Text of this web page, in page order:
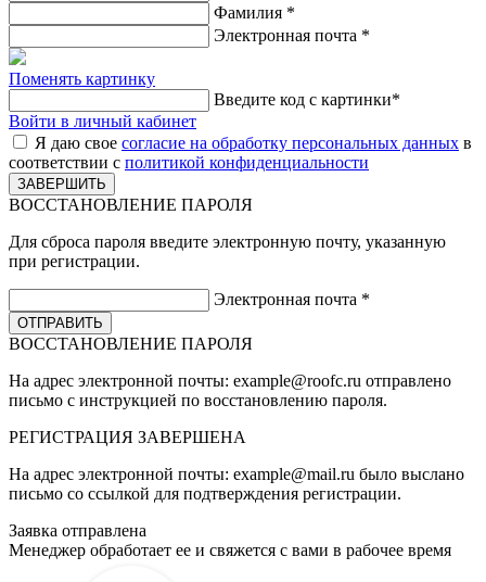
Фамилия *
Электронная почта *
Поменять картинку
Введите код с картинки*
Войти в личный кабинет
Я даю свое согласие на обработку персональных данных в
соответствии с политикой конфиденциальности
ВОССТАНОВЛЕНИЕ ПАРОЛЯ
Для сброса пароля введите электронную почту, указанную
при регистрации.
Электронная почта *
ВОССТАНОВЛЕНИЕ ПАРОЛЯ
На адрес электронной почты: example@roofc.ru отправлено
письмо с инструкцией по восстановлению пароля.
РЕГИСТРАЦИЯ ЗАВЕРШЕНА
На адрес электронной почты: example@mail.ru было выслано
письмо со ссылкой для подтверждения регистрации.
Заявка отправлена
Менеджер обработает ее и свяжется с вами в рабочее время